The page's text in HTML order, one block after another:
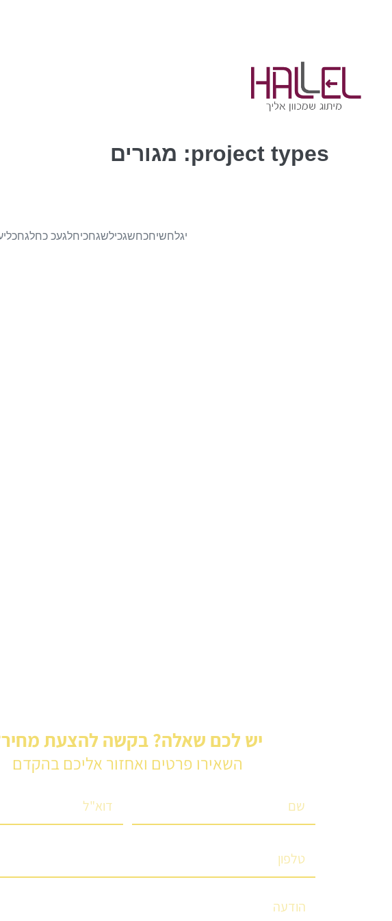
project types: מגורים
יגלחשיחכחשגכילשגחכיחלגעכ
יש לכם שאלה? בקשה להצעת
השאירו פרטים ואחזור אליכם בהקדם